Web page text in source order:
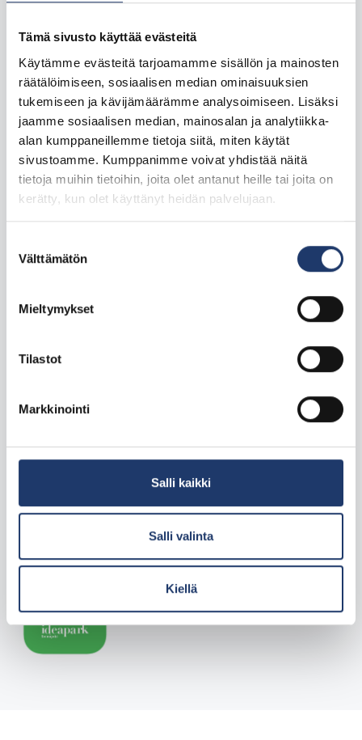
Tämä sivusto käyttää evästeitä
Käytämme evästeitä tarjoamamme sisällön ja mainosten
räätälöimiseen, sosiaalisen median ominaisuuksien
tukemiseen ja kävijämäärämme analysoimiseen. Lisäksi
jaamme sosiaalisen median, mainosalan ja analytiikka-
alan kumppaneillemme tietoja siitä, miten käytät
sivustoamme. Kumppanimme voivat yhdistää näitä
tietoja muihin tietoihin, joita olet antanut heille tai joita on
kerätty, kun olet käyttänyt heidän palvelujaan.
valinta
Välttämätön
Mieltymykset
Tilastot
Markkinointi
Salli kaikki
Salli valinta
Kiellä